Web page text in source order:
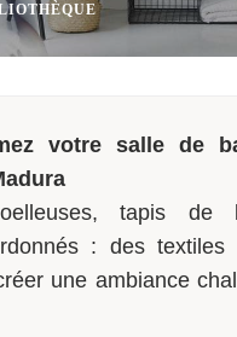
votre salle de
tapis de
: des textiles
une ambiance